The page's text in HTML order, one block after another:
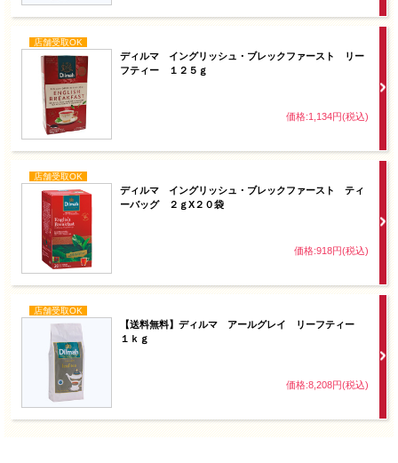
店舗受取OK
ディルマ イングリッシュ・ブレックファースト リー
フティー １２５ｇ
価格:1,134円(税込)
店舗受取OK
ディルマ イングリッシュ・ブレックファースト ティ
ーバッグ ２ｇX２０袋
価格:918円(税込)
店舗受取OK
【送料無料】ディルマ アールグレイ リーフティー
１ｋｇ
価格:8,208円(税込)